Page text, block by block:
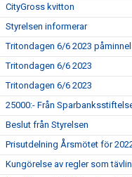
CityGross kvitton
Styrelsen informerar
Tritondagen 6/6 2023
Tritondagen 6/6 2023
Tritondagen 6/6 2023
25000:- Från
Beslut från Styrelsen
Prisutdelning Årsmötet för
Kungörelse av regler som